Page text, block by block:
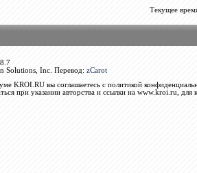
Текущее
Solutions, Inc. Перевод: zCarot
KROI.RU вы соглашаетесь с политикой
при указании авторства и ссылки на www.kroi.ru, для